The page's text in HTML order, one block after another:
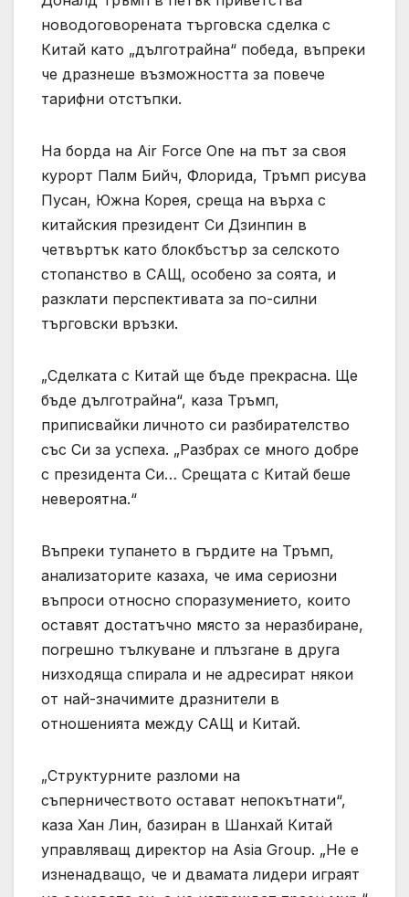
новодоговорената търговска сделка с
Китай като „дълготрайна“ победа, въпреки
че дразнеше възможността за повече
тарифни отстъпки.
На борда на Air Force One на път за своя
курорт Палм Бийч, Флорида, Тръмп рисува
Пусан, Южна Корея, среща на върха с
китайския президент Си Дзинпин в
четвъртък като блокбъстър за селското
стопанство в САЩ, особено за соята, и
разклати перспективата за по-силни
търговски връзки.
„Сделката с Китай ще бъде прекрасна. Ще
бъде дълготрайна“, каза Тръмп,
приписвайки личното си разбирателство
със Си за успеха. „Разбрах се много добре
с президента Си… Срещата с Китай беше
невероятна.“
Въпреки тупането в гърдите на Тръмп,
анализаторите казаха, че има сериозни
въпроси относно споразумението, които
оставят достатъчно място за неразбиране,
погрешно тълкуване и плъзгане в друга
низходяща спирала и не адресират някои
от най-значимите дразнители в
отношенията между САЩ и Китай.
„Структурните разломи на
съперничеството остават непокътнати“,
каза Хан Лин, базиран в Шанхай Китай
управляващ директор на Asia Group. „Не е
изненадващо, че и двамата лидери играят